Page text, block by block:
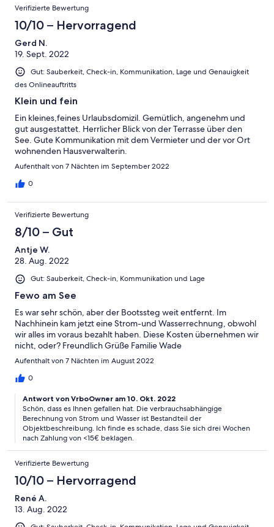
Verifizierte Bewertung
10/10 – Hervorragend
Gerd N.
19. Sept. 2022
Gut: Sauberkeit, Check-in, Kommunikation, Lage und Genauigkeit
des Onlineauftritts
Klein und fein
Ein kleines,feines Urlaubsdomizil. Gemütlich, angenehm und
gut ausgestattet. Herrlicher Blick von der Terrasse über den
See. Gute Kommunikation mit dem Vermieter und der vor Ort
wohnenden Hausverwalterin.
Aufenthalt von 7 Nächten im September 2022
0
Verifizierte Bewertung
8/10 – Gut
Antje W.
28. Aug. 2022
Gut: Sauberkeit, Check-in, Kommunikation und Lage
Fewo am See
Es war sehr schön, aber der Bootssteg weit entfernt. Im
Nachhinein kam jetzt eine Strom-und Wasserrechnung, obwohl
wir alles im voraus bezahlt haben. Diese Kosten übernehmen wir
nicht, oder? Freundlich Grüße Familie Wade
Aufenthalt von 7 Nächten im August 2022
0
Antwort von VrboOwner am 10. Okt. 2022
Schön, dass es Ihnen gefallen hat. Die verbrauchsabhängige
Berechnung von Strom und Wasser ist Bestandteil der
Objektbeschreibung. Ich finde es schade, dass Sie sich drei Wochen
nach Zahlung von <15€ beklagen.
Verifizierte Bewertung
10/10 – Hervorragend
René A.
13. Aug. 2022